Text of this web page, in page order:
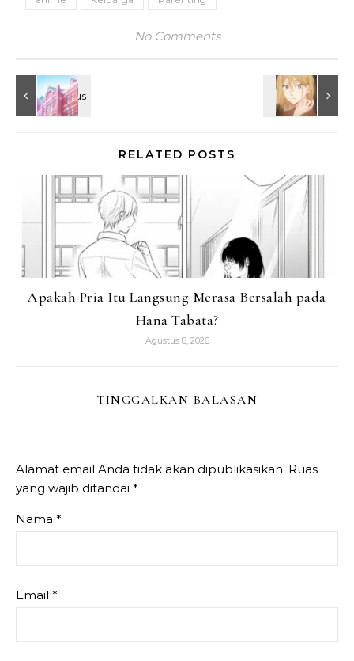
No Comments
RELATED POSTS
Apakah Pria Itu Langsung Merasa Bersalah pada
Hana Tabata?
Agustus 8, 2026
TINGGALKAN BALASAN
Alamat email Anda tidak akan dipublikasikan. Ruas
yang wajib ditandai *
Nama *
Email *